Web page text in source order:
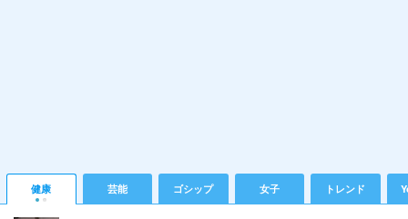
健康 芸能 ゴシップ 女子 トレンド